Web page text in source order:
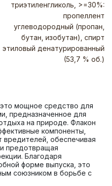
триэтиленгликоль, >=30%:
пропеллент
углеводородный (пропан,
бутан, изобутан), спирт
этиловый денатурированный
(53,7 % об.)
мощное средство для
предназначенное для
на природе. Флакон
компоненты,
обеспечивая
предотвращая
Благодаря
форме выпуска, это
союзником в борьбе с